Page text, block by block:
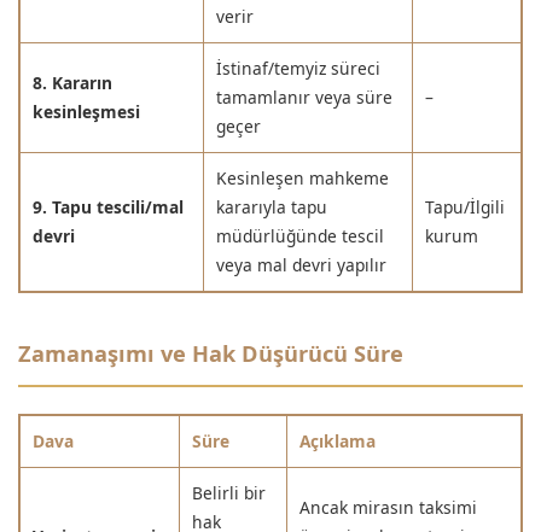
verir
8. Kararın
kesinleşmesi
İstinaf/temyiz süreci
tamamlanır veya süre
geçer
–
9. Tapu tescili/mal
devri
Kesinleşen mahkeme
kararıyla tapu
müdürlüğünde tescil
veya mal devri yapılır
Tapu/İlgili
kurum
Zamanaşımı ve Hak Düşürücü Süre
Dava Süre Açıklama
Belirli bir
hak
Ancak mirasın taksimi